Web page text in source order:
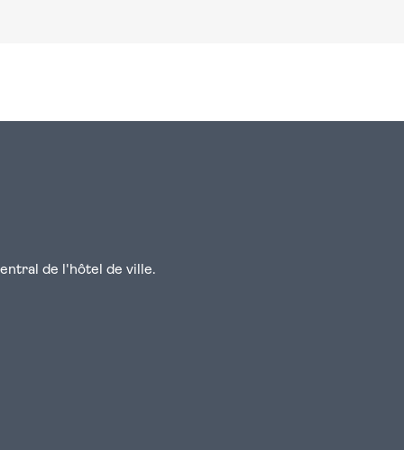
de l'hôtel de ville.